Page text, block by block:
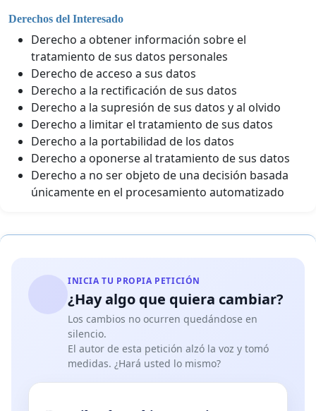
Derechos del Interesado
Derecho a obtener información sobre el
tratamiento de sus datos personales
Derecho de acceso a sus datos
Derecho a la rectificación de sus datos
Derecho a la supresión de sus datos y al olvido
Derecho a limitar el tratamiento de sus datos
Derecho a la portabilidad de los datos
Derecho a oponerse al tratamiento de sus datos
Derecho a no ser objeto de una decisión basada
únicamente en el procesamiento automatizado
INICIA TU PROPIA PETICIÓN
¿Hay algo que quiera cambiar?
Los cambios no ocurren quedándose en
silencio.
El autor de esta petición alzó la voz y tomó
medidas. ¿Hará usted lo mismo?